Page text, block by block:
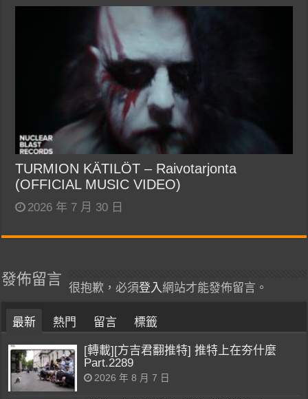
TURMION KÄTILÖT – Raivotarjonta
(OFFICIAL MUSIC VIDEO)
2026 年 7 月 30 日
發佈留言
很抱歉，必須登入網站才能發佈留言。
最新 熱門 留言 標籤
[轉載][方吉君翻推特] 推特上在夯什麼
Part.2289
2026 年 8 月 7 日